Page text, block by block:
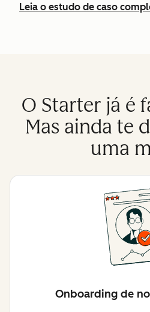
Leia o estudo de caso
O Starter já é
Mas ainda te
uma
Onboarding de